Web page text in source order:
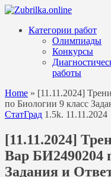
Перейти
содержанию
Категории работ
Олимпиады
Конкурсы
работы
Home » [11.11.2024]
по Биологии 9 класс
СтатГрад 1.5k. 11.11.2024
[11.11.2024]
Вар БИ2490204
Задания и